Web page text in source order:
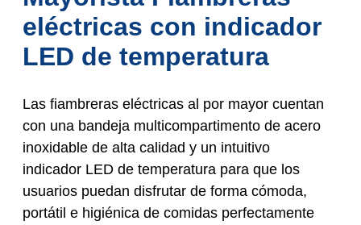
eléctricas con indicador
LED de temperatura
Las fiambreras eléctricas al por mayor cuentan
con una bandeja multicompartimento de acero
inoxidable de alta calidad y un intuitivo
indicador LED de temperatura para que los
usuarios puedan disfrutar de forma cómoda,
portátil e higiénica de comidas perfectamente